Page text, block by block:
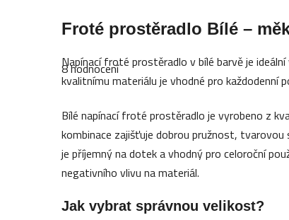
Průměrné
hodnocení
je
5,0
z
5
8 hodnocení
Froté prostěradlo Bílé –
Napínací froté prostěradlo v bílé barvě je
kvalitnímu materiálu je vhodné pro každodenní
Bílé napínací froté prostěradlo je vyrobeno z
kombinace zajišťuje dobrou pružnost,
je příjemný na dotek a vhodný pro celoroční
negativního vlivu na materiál.
Jak vybrat správnou velikost?